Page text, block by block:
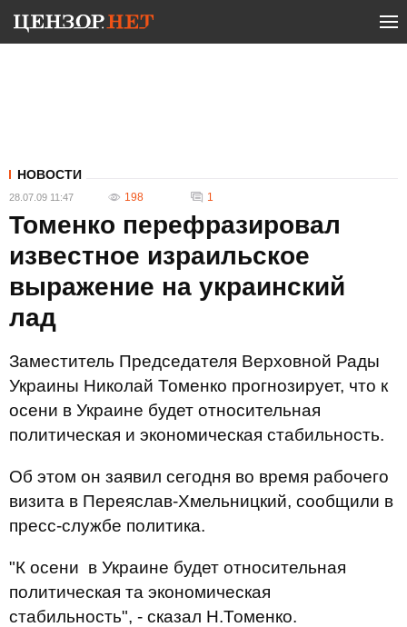
НОВОСТИ
28.07.09 11:47 198 1
Томенко перефразировал
известное израильское
выражение на украинский
лад
Заместитель Председателя Верховной Рады
Украины Николай Томенко прогнозирует, что к
осени в Украине будет относительная
политическая и экономическая стабильность.
Об этом он заявил сегодня во время рабочего
визита в Переяслав-Хмельницкий, сообщили в
пресс-службе политика.
"К осени в Украине будет относительная
политическая та экономическая
стабильность", - сказал Н.Томенко.